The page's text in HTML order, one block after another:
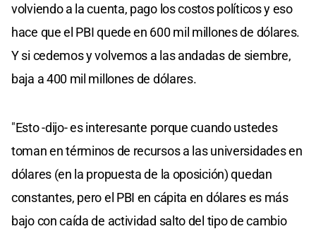
volviendo a la cuenta, pago los costos políticos y eso
hace que el PBI quede en 600 mil millones de dólares.
Y si cedemos y volvemos a las andadas de siembre,
baja a 400 mil millones de dólares.
"Esto -dijo- es interesante porque cuando ustedes
toman en términos de recursos a las universidades en
dólares (en la propuesta de la oposición) quedan
constantes, pero el PBI en cápita en dólares es más
bajo con caída de actividad salto del tipo de cambio